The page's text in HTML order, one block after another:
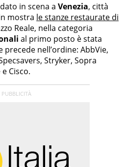
in scena a Venezia, città
mostra le stanze restaurate di
Reale, nella categoria
al primo posto è stata
precede nell’ordine: AbbVie,
Stryker, Sopra
Cisco.